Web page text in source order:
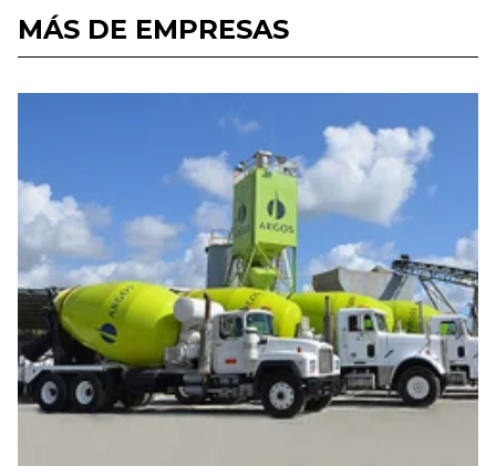
MÁS DE EMPRESAS